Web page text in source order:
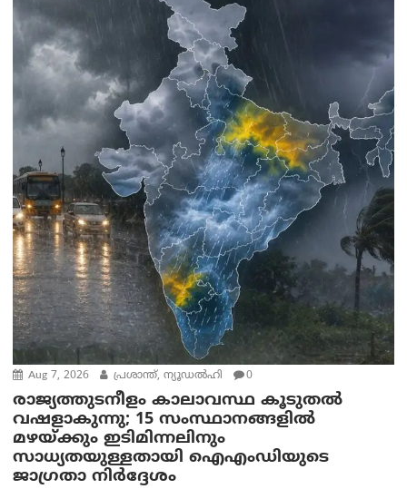
Aug 7, 2026 പ്രശാന്ത്, ന്യൂഡല്‍ഹി 0
രാജ്യത്തുടനീളം കാലാവസ്ഥ കൂടുതൽ
വഷളാകുന്നു; 15 സംസ്ഥാനങ്ങളിൽ
മഴയ്ക്കും ഇടിമിന്നലിനും
സാധ്യതയുള്ളതായി ഐഎംഡിയുടെ
ജാഗ്രതാ നിർദ്ദേശം